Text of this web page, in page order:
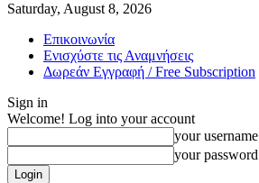
Saturday, August 8, 2026
Επικοινωνία
Ενισχύστε τις Αναμνήσεις
Δωρεάν Εγγραφή / Free Subscription
Sign in
Welcome! Log into your account
your username
your password